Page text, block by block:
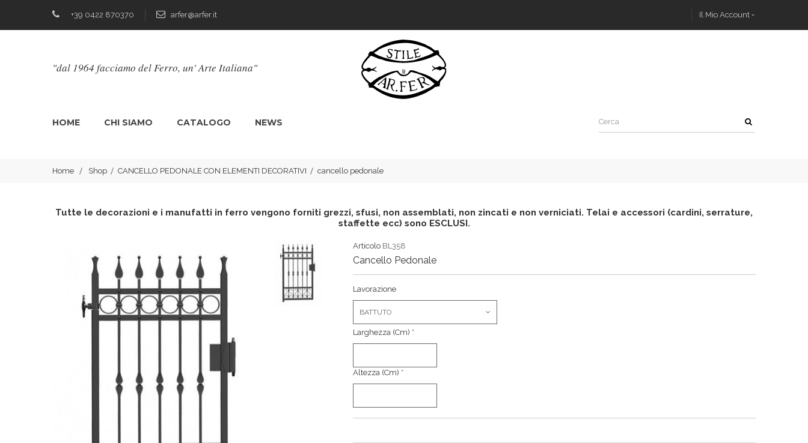
+39 0422 870370 arfer@arfer.it Il Mio Account
"dal 1964 facciamo del Ferro, un' Arte Italiana"
HOME CHI SIAMO CATALOGO NEWS
Home Shop CANCELLO PEDONALE CON ELEMENTI DECORATIVI cancello pedonale
Tutte le decorazioni e i manufatti in ferro vengono forniti grezzi, sfusi, non assemblati, non zincati e non verniciati. Telai e accessori (cardini, serrature,
staffette ecc) sono ESCLUSI.
Articolo BL358
Cancello Pedonale
Lavorazione
BATTUTO
Larghezza (cm) *
Altezza (cm) *